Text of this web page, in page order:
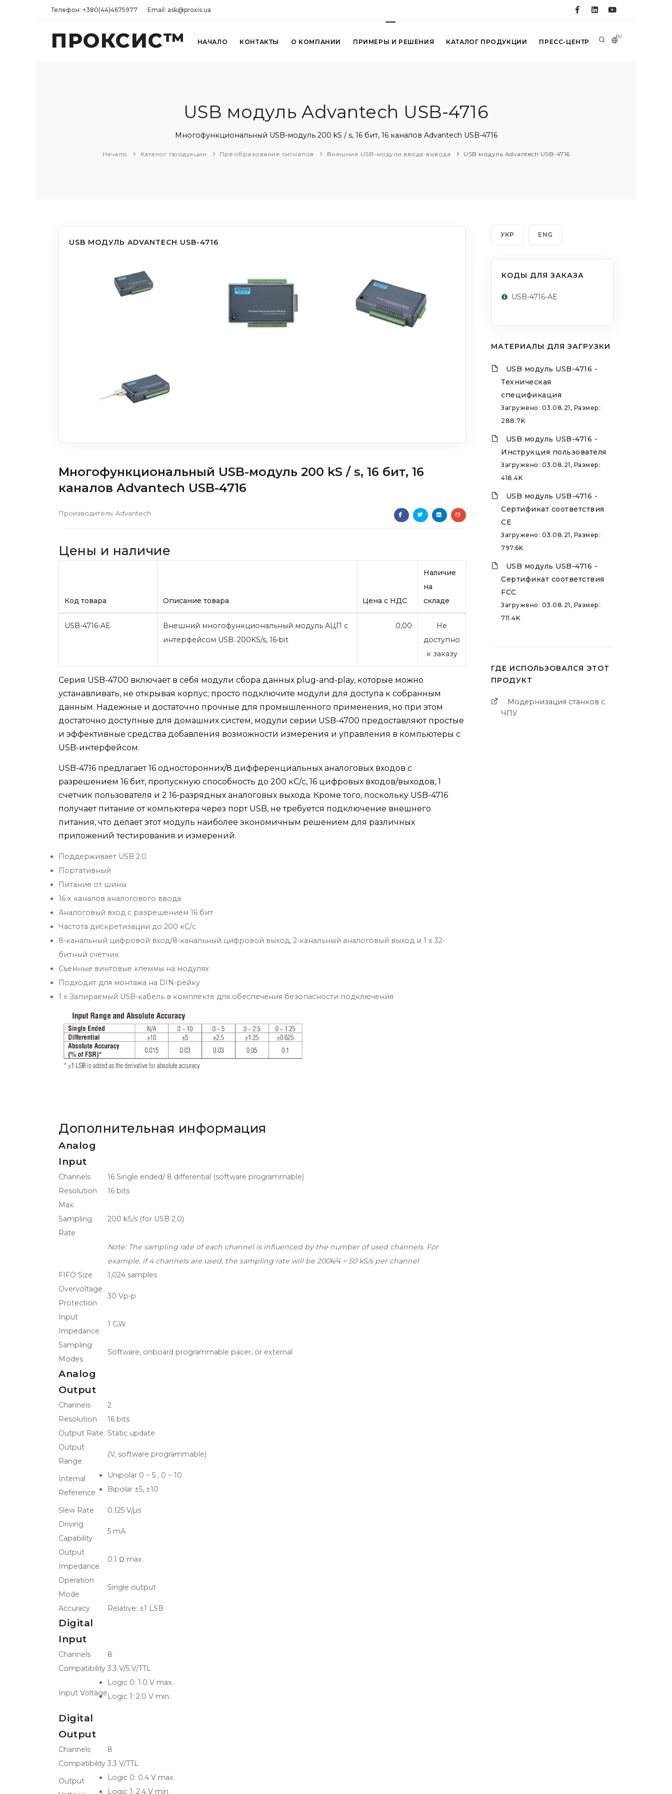
Телефон: +380(44)4675977 Email: ask@proxis.ua
ПРОКСИС™ RU
НАЧАЛО КОНТАКТЫ О КОМПАНИИ ПРИМЕРЫ И РЕШЕНИЯ КАТАЛОГ ПРОДУКЦИИ ПРЕСС-ЦЕНТР
USB модуль Advantech USB-4716
Многофункциональный USB-модуль 200 kS / s, 16 бит, 16 каналов Advantech USB-4716
Начало Каталог продукции Преобразование сигналов Внешние USB-модули ввода-вывода USB модуль Advantech USB-4716
USB МОДУЛЬ ADVANTECH USB-4716
Многофункциональный USB-модуль 200 kS / s, 16 бит, 16
каналов Advantech USB-4716
Производитель: Advantech
Цены и наличие
Код товара Описание товара Цена с НДС
Наличие
на
складе
USB-4716-AE
Внешний многофункциональный модуль АЦП с
интерфейсом USB. 200KS/s, 16-bit
0,00
Не
доступно
к заказу
Серия USB-4700 включает в себя модули сбора данных plug-and-play, которые можно
устанавливать, не открывая корпус; просто подключите модули для доступа к собранным
данным. Надежные и достаточно прочные для промышленного применения, но при этом
достаточно доступные для домашних систем, модули серии USB-4700 предоставляют простые
и эффективные средства добавления возможности измерения и управления в компьютеры с
USB-интерфейсом.
USB-4716 предлагает 16 односторонних/8 дифференциальных аналоговых входов с
разрешением 16 бит, пропускную способность до 200 кС/с, 16 цифровых входов/выходов, 1
счетчик пользователя и 2 16-разрядных аналоговых выхода. Кроме того, поскольку USB-4716
получает питание от компьютера через порт USB, не требуется подключение внешнего
питания, что делает этот модуль наиболее экономичным решением для различных
приложений тестирования и измерений.
Поддерживает USB 2.0
Портативный
Питание от шины
16 x каналов аналогового ввода
Аналоговый вход с разрешением 16 бит
Частота дискретизации до 200 кС/с
8-канальный цифровой вход/8-канальный цифровой выход, 2-канальный аналоговый выход и 1 x 32-
битный счетчик
Съемные винтовые клеммы на модулях
Подходит для монтажа на DIN-рейку
1 x Запираемый USB-кабель в комплекте для обеспечения безопасности подключения
Дополнительная информация
Analog
Input
Channels
16 Single ended/ 8 differential (software programmable)
Resolution
16 bits
Max.
Sampling
Rate
200 kS/s (for USB 2.0)
Note: The sampling rate of each channel is influenced by the number of used channels. For
example, if 4 channels are used, the sampling rate will be 200k/4 = 50 kS/s per channel
FIFO Size
1,024 samples
Overvoltage
Protection
30 Vp-p
Input
Impedance
1 GW
Sampling
Modes
Software, onboard programmable pacer, or external
Analog
Output
Channels
2
Resolution
16 bits
Output Rate Static update
Output
Range
(V, software programmable)
Internal
Reference
Unipolar 0 ~ 5 , 0 ~ 10
Bipolar ±5, ±10
Slew Rate
0.125 V/µs
Driving
Capability
5 mA
Output
Impedance
0.1 Ω max.
Operation
Mode
Single output
Accuracy Relative: ±1 LSB
Digital
Input
Channels
8
Compatibility 3.3 V/5 V/TTL
Input Voltage
Logic 0: 1.0 V max.
Logic 1: 2.0 V min.
Digital
Output
Channels
8
Compatibility 3.3 V/TTL
Output
Logic 0: 0.4 V max.
Logic 1: 2.4 V min
УКР ENG
КОДЫ ДЛЯ ЗАКАЗА
USB-4716-AE
МАТЕРИАЛЫ ДЛЯ ЗАГРУЗКИ
USB модуль USB-4716 -
Техническая
спецификация
Загружено: 03.08.21, Размер:
288.7K
USB модуль USB-4716 -
Инструкция пользователя
Загружено: 03.08.21, Размер:
418.4K
USB модуль USB-4716 -
Сертификат соответствия
CE
Загружено: 03.08.21, Размер:
797.6K
USB модуль USB-4716 -
Сертификат соответствия
FCC
Загружено: 03.08.21, Размер:
711.4K
ГДЕ ИСПОЛЬЗОВАЛСЯ ЭТОТ
ПРОДУКТ
Модернизация станков с
ЧПУ